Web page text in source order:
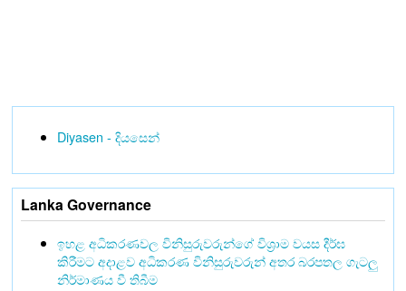
Diyasen - දියසෙන්
Lanka Governance
ඉහළ අධිකරණවල විනිසුරුවරුන්ගේ විශ්‍රාම වයස දීර්ඝ
කිරීමට අදාළව අධිකරණ විනිසුරුවරුන් අතර බරපතල ගැටලු
නිර්මාණය වී තිබීම